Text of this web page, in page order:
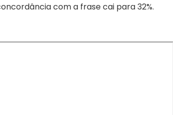
com a frase cai para 32%.